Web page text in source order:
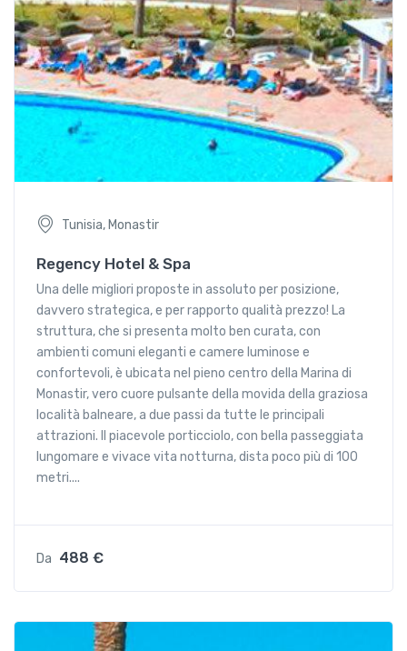
Tunisia, Monastir
Regency Hotel & Spa
Una delle migliori proposte in assoluto per posizione,
davvero strategica, e per rapporto qualità prezzo! La
struttura, che si presenta molto ben curata, con
ambienti comuni eleganti e camere luminose e
confortevoli, è ubicata nel pieno centro della Marina di
Monastir, vero cuore pulsante della movida della graziosa
località balneare, a due passi da tutte le principali
attrazioni. Il piacevole porticciolo, con bella passeggiata
lungomare e vivace vita notturna, dista poco più di 100
metri....
Da 488 €